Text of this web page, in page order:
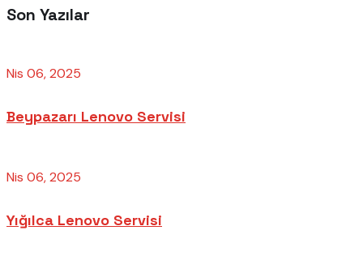
Son Yazılar
Nis 06, 2025
Beypazarı Lenovo Servisi
Nis 06, 2025
Yığılca Lenovo Servisi